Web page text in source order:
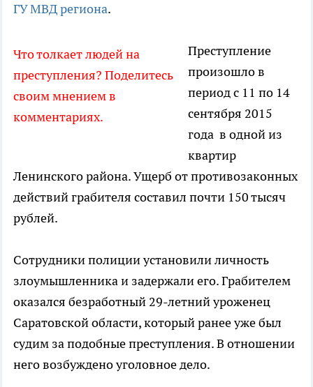
ГУ МВД региона.
Что толкает людей на
преступления? Поделитесь
своим мнением в
комментариях.
Преступление
произошло в
период с 11 по 14
сентября 2015
года в одной из
квартир
Ленинского района. Ущерб от противозаконных
действий грабителя составил почти 150 тысяч
рублей.
Сотрудники полиции установили личность
злоумышленника и задержали его. Грабителем
оказался безработный 29-летний уроженец
Саратовской области, который ранее уже был
судим за подобные преступления. В отношении
него возбуждено уголовное дело.